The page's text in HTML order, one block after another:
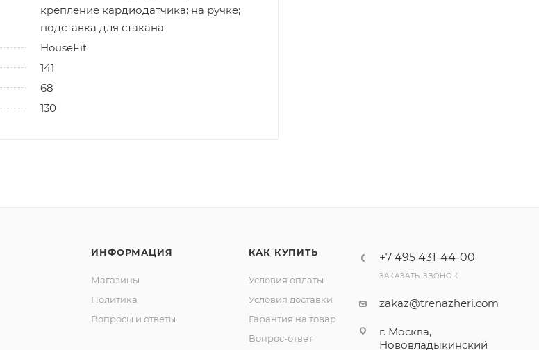
крепление кардиодатчика: на ручке;
подставка для стакана
HouseFit
141
68
130
ИНФОРМАЦИЯ
Магазины
Политика
Вопросы и ответы
КАК КУПИТЬ
Условия оплаты
Условия доставки
Гарантия на товар
Вопрос-ответ
+7 495 431-44-00
ЗАКАЗАТЬ ЗВОНОК
zakaz@trenazheri.com
г. Москва,
Нововладыкинский